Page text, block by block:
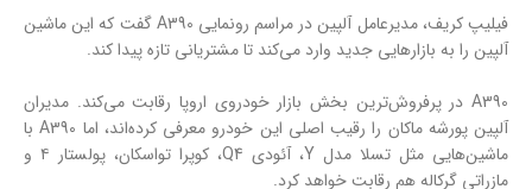
فیلیپ کریف، مدیرعامل آلپین در مراسم رونمایی A390 گفت که این ماشین
آلپین را به بازارهایی جدید وارد می‌کند تا مشتریانی تازه پیدا کند.
A390 در پرفروش‌ترین بخش بازار خودروی اروپا رقابت می‌کند. مدیران
آلپین پورشه ماکان را رقیب اصلی این خودرو معرفی کرده‌اند، اما A390 با
ماشین‌هایی مثل تسلا مدل Y، آئودی Q4، کوپرا تواسکان، پولستار ۴ و
مازراتی گرکاله هم رقابت خواهد کرد.